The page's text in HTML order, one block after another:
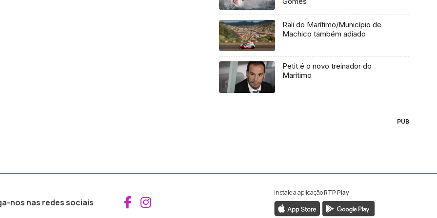
Rali do Marítimo/Município de
Machico também adiado
Petit é o novo treinador do
Marítimo
PUB
nos nas redes sociais Aceder ao Facebook da RTP Madeira
Aceder ao Instagram da RTP Madeira
Instale a aplicaçãoRTP Play